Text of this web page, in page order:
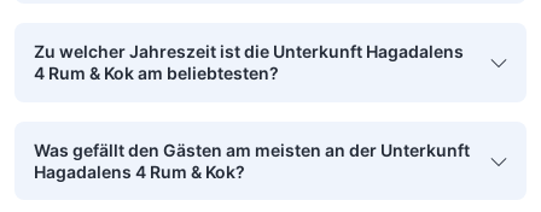
Zu welcher Jahreszeit ist die Unterkunft Hagadalens
4 Rum & Kok am beliebtesten?
Was gefällt den Gästen am meisten an der Unterkunft
Hagadalens 4 Rum & Kok?